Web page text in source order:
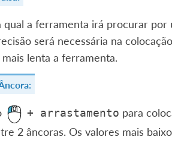
qual a ferramenta irá procurar
será necessária na
lenta a ferramenta.
+ arrastamento para
2 âncoras. Os valores mais